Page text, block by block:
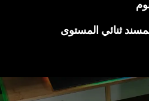
ثنائي المستوى